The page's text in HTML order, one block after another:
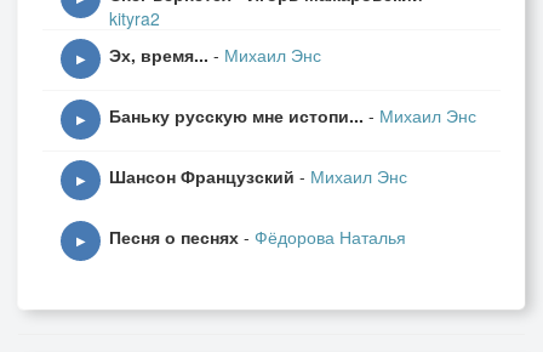
kityra2
▶ Эх, время... - Михаил Энс
▶ Баньку русскую мне истопи... - Михаил Энс
▶ Шансон Французский - Михаил Энс
▶ Песня о песнях - Фёдорова Наталья